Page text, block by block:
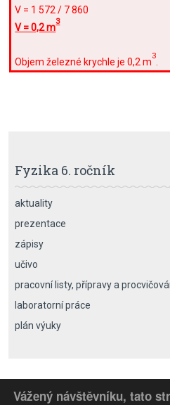
V = 1 572 / 7 860
V = 0,2 m
3
Objem železné krychle je 0,2 m
3
Fyzika 6. ročník
aktuality
prezentace
zápisy
učivo
pracovní listy, přípravy a
laboratorní práce
plán výuky
Vážený návštěvníku, tato